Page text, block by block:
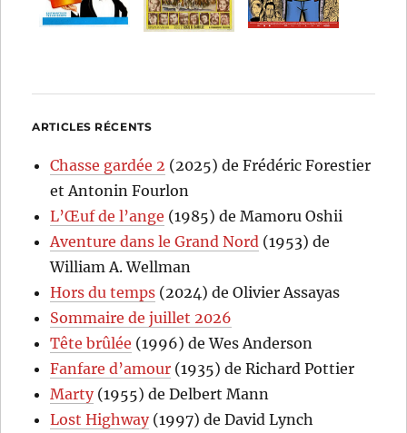
ARTICLES RÉCENTS
Chasse gardée 2 (2025) de Frédéric Forestier
et Antonin Fourlon
L’Œuf de l’ange (1985) de Mamoru Oshii
Aventure dans le Grand Nord (1953) de
William A. Wellman
Hors du temps (2024) de Olivier Assayas
Sommaire de juillet 2026
Tête brûlée (1996) de Wes Anderson
Fanfare d’amour (1935) de Richard Pottier
Marty(1955) de Delbert Mann
Lost Highway(1997) de David Lynch